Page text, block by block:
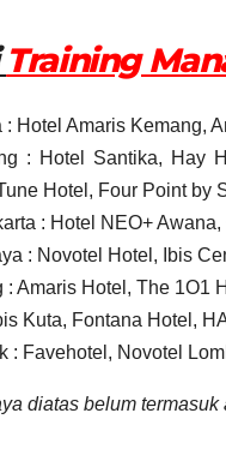
Training
: Hotel Amaris Kemang,
: Hotel Santika, Hay
Hotel, Four Point by
: Hotel NEO+
: Novotel Hotel, Ibis
: Amaris Hotel, The 1O1
Kuta, Fontana Hotel,
: Favehotel, Novotel
diatas belum